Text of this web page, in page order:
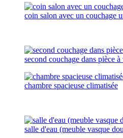
coin salon avec un couchage
second couchage dans pièce
chambre spacieuse climatisée
salle d'eau (meuble vasque